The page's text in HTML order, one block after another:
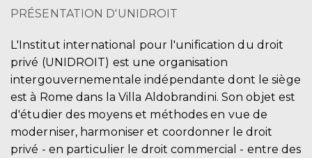
PRÉSENTATION D'UNIDROIT
L'Institut international pour l'unification du droit
privé (UNIDROIT) est une organisation
intergouvernementale indépendante dont le siège
est à Rome dans la Villa Aldobrandini. Son objet est
d'étudier des moyens et méthodes en vue de
moderniser, harmoniser et coordonner le droit
privé - en particulier le droit commercial - entre des